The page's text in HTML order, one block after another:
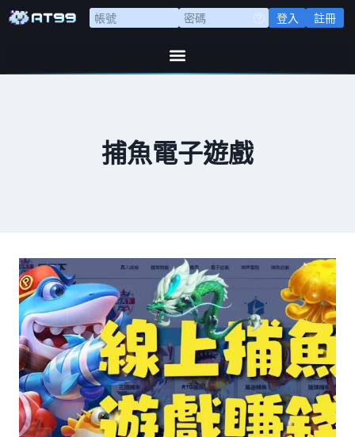
登入 註冊
捕魚電子遊戲